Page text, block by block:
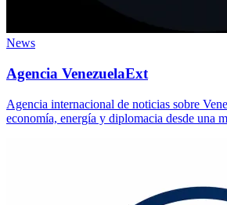
News
Agencia VenezuelaExt
Agencia internacional de noticias sobre
economía, energía y diplomacia desde una